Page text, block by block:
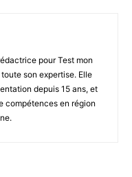
pour Test mon
son expertise. Elle
depuis 15 ans, et
compétences en région